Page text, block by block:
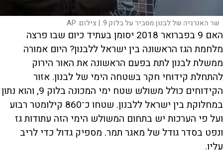
שר האנרגיה של לבנון מסביר על בלוק 9. | צילום:AP
האם 9 בפברואר 2018 יסומן בעתיד כיום שבו פרצה
מלחמת הגז הראשונה בין ישראל ללבנון? היום אמורה
ממשלת לבנון לתת בפעם הראשונה את האור הירוק
להתחלת קידוחי חקר בשטחה הימי של לבנון. אזור
הקידוחים כולל משולש שטח ימי המכונה בלוק 9, והוא נתון
במחלוקת בין ישראל ללבנון. שטחו כ־860 קילומטר רבוע
ועל פי הערכות יש בתחום המשולש הימי הזה עתודות גז
ונפט בסדר גודל של מאגר תמר. מספיק גדול כדי לריב
עליו.